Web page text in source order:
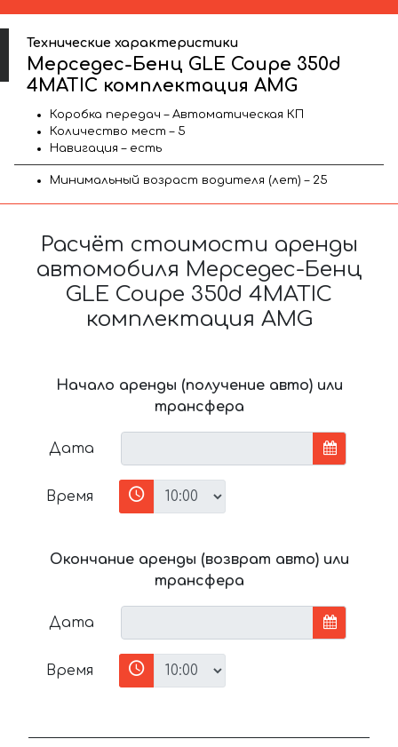
Технические характеристики
Мерседес-Бенц GLE Coupe 350d
4MATIC комплектация AMG
Коробка передач – Автоматическая КП
Количество мест – 5
Навигация – есть
Минимальный возраст водителя (лет) – 25
Расчёт стоимости аренды
автомобиля Мерседес-Бенц
GLE Coupe 350d 4MATIC
комплектация AMG
Начало аренды (получение авто) или
трансфера
Дата
Время
Окончание аренды (возврат авто) или
трансфера
Дата
Время